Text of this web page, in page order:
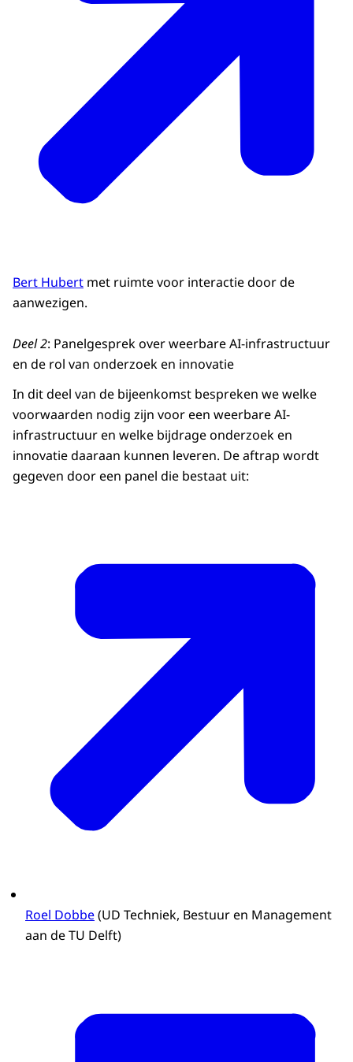
Bert Hubert met ruimte voor interactie door de
aanwezigen.
Deel 2: Panelgesprek over weerbare AI-infrastructuur
en de rol van onderzoek en innovatie
In dit deel van de bijeenkomst bespreken we welke
voorwaarden nodig zijn voor een weerbare AI-
infrastructuur en welke bijdrage onderzoek en
innovatie daaraan kunnen leveren. De aftrap wordt
gegeven door een panel die bestaat uit:
Roel Dobbe(UD Techniek, Bestuur en Management
aan de TU Delft)